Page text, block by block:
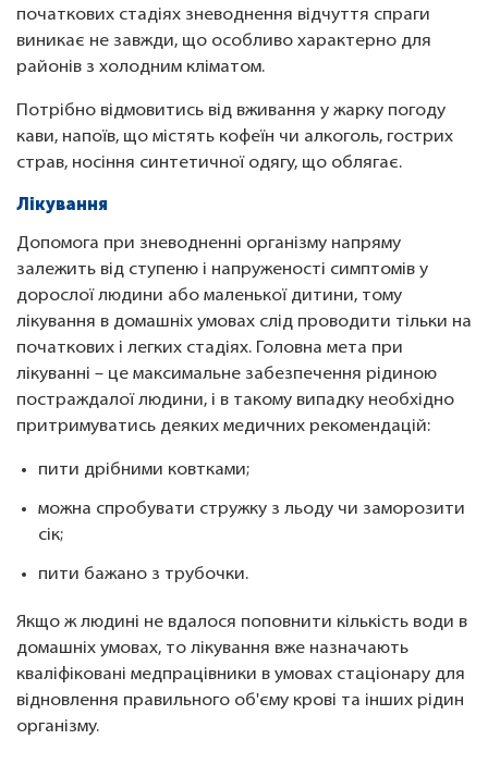
початкових стадіях зневоднення відчуття спраги
виникає не завжди, що особливо характерно для
районів з холодним кліматом.
Потрібно відмовитись від вживання у жарку погоду
кави, напоїв, що містять кофеїн чи алкоголь, гострих
страв, носіння синтетичної одягу, що облягає.
Лікування
Допомога при зневодненні організму напряму
залежить від ступеню і напруженості симптомів у
дорослої людини або маленької дитини, тому
лікування в домашніх умовах слід проводити тільки на
початкових і легких стадіях. Головна мета при
лікуванні – це максимальне забезпечення рідиною
постраждалої людини, і в такому випадку необхідно
притримуватись деяких медичних рекомендацій:
пити дрібними ковтками;
можна спробувати стружку з льоду чи заморозити
сік;
пити бажано з трубочки.
Якщо ж людині не вдалося поповнити кількість води в
домашніх умовах, то лікування вже назначають
кваліфіковані медпрацівники в умовах стаціонару для
відновлення правильного об'єму крові та інших рідин
організму.